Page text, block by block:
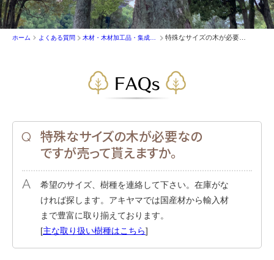
ホーム よくある質問 木材・木材加工品・集成材の販売 特殊なサイズの木が必要なのですが売って貰えますか。
FAQs
特殊なサイズの木が必要なの
ですが売って貰えますか。
希望のサイズ、樹種を連絡して下さい。在庫がな
ければ探します。アキヤマでは国産材から輸入材
まで豊富に取り揃えております。
[主な取り扱い樹種はこちら]